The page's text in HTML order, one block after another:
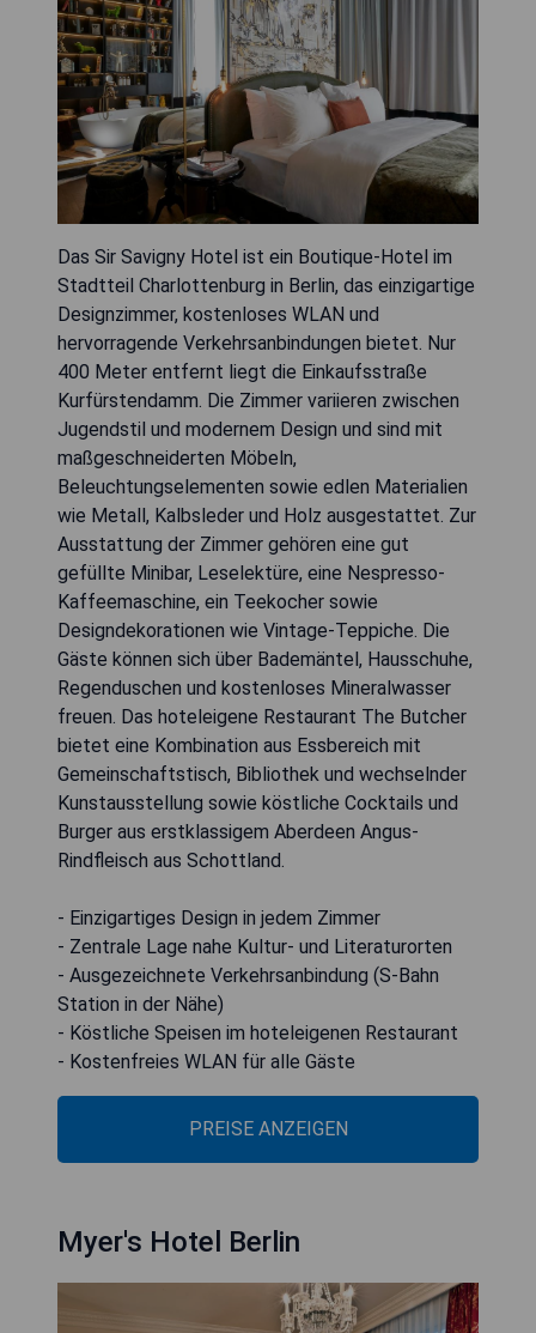
Das Sir Savigny Hotel ist ein Boutique-Hotel im
Stadtteil Charlottenburg in Berlin, das einzigartige
Designzimmer, kostenloses WLAN und
hervorragende Verkehrsanbindungen bietet. Nur
400 Meter entfernt liegt die Einkaufsstraße
Kurfürstendamm. Die Zimmer variieren zwischen
Jugendstil und modernem Design und sind mit
maßgeschneiderten Möbeln,
Beleuchtungselementen sowie edlen Materialien
wie Metall, Kalbsleder und Holz ausgestattet. Zur
Ausstattung der Zimmer gehören eine gut
gefüllte Minibar, Leselektüre, eine Nespresso-
Kaffeemaschine, ein Teekocher sowie
Designdekorationen wie Vintage-Teppiche. Die
Gäste können sich über Bademäntel, Hausschuhe,
Regenduschen und kostenloses Mineralwasser
freuen. Das hoteleigene Restaurant The Butcher
bietet eine Kombination aus Essbereich mit
Gemeinschaftstisch, Bibliothek und wechselnder
Kunstausstellung sowie köstliche Cocktails und
Burger aus erstklassigem Aberdeen Angus-
Rindfleisch aus Schottland.
- Einzigartiges Design in jedem Zimmer
- Zentrale Lage nahe Kultur- und Literaturorten
- Ausgezeichnete Verkehrsanbindung (S-Bahn
Station in der Nähe)
- Köstliche Speisen im hoteleigenen Restaurant
- Kostenfreies WLAN für alle Gäste
PREISE ANZEIGEN
Myer's Hotel Berlin